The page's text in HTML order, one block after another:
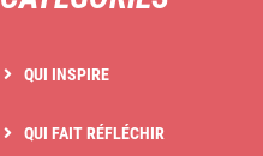
QUI INSPIRE
QUI FAIT RÉFLÉCHIR